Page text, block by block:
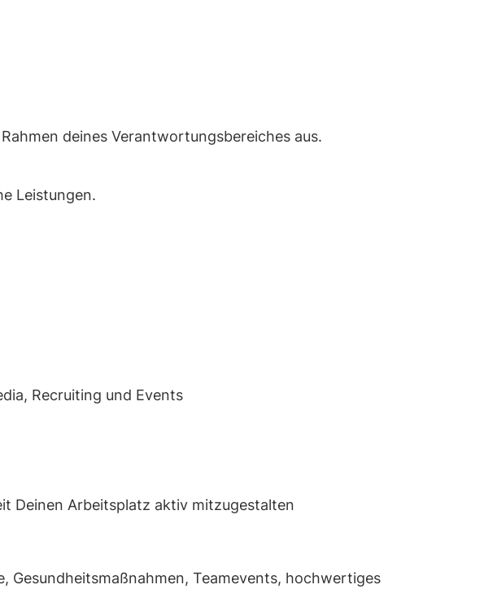
deines Verantwortungsbereiches aus.
Leistungen.
Recruiting und Events
Deinen Arbeitsplatz aktiv mitzugestalten
Gesundheitsmaßnahmen, Teamevents, hochwertiges